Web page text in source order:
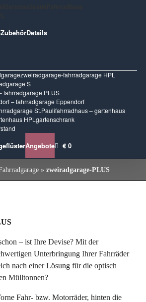
ZubehörDetails
zweiradgarage-fahrradgarage HPL
S
fahrradgarage PLUS
– fahrradgarage Eppendorf
St.Paulifahrradhaus – gartenhaus
HPL gartenschrank
Angebote € 0
» zweiradgarage-PLUS
– ist Ihre Devise? Mit der
Unterbringung Ihrer Fahrräder
nach einer Lösung für die optisch
Mülltonnen?
Fahr- bzw. Motorräder, hinten die